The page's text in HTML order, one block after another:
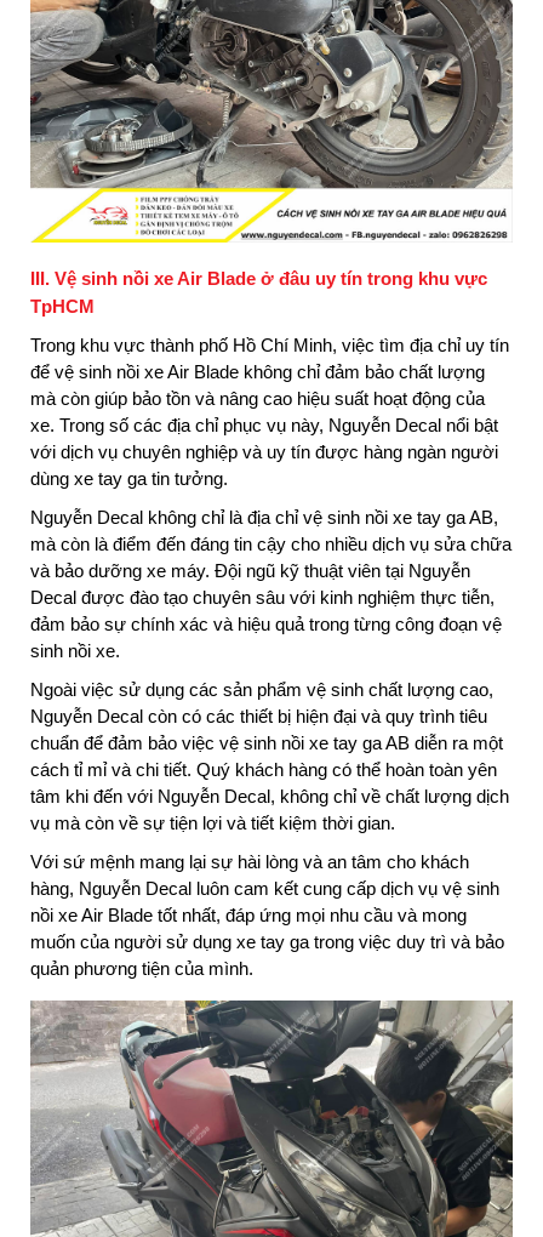
III. Vệ sinh nồi xe Air Blade ở đâu uy tín trong khu vực
TpHCM
Trong khu vực thành phố Hồ Chí Minh, việc tìm địa chỉ uy tín
để vệ sinh nồi xe Air Blade không chỉ đảm bảo chất lượng
mà còn giúp bảo tồn và nâng cao hiệu suất hoạt động của
xe. Trong số các địa chỉ phục vụ này, Nguyễn Decal nổi bật
với dịch vụ chuyên nghiệp và uy tín được hàng ngàn người
dùng xe tay ga tin tưởng.
Nguyễn Decal không chỉ là địa chỉ vệ sinh nồi xe tay ga AB,
mà còn là điểm đến đáng tin cậy cho nhiều dịch vụ sửa chữa
và bảo dưỡng xe máy. Đội ngũ kỹ thuật viên tại Nguyễn
Decal được đào tạo chuyên sâu với kinh nghiệm thực tiễn,
đảm bảo sự chính xác và hiệu quả trong từng công đoạn vệ
sinh nồi xe.
Ngoài việc sử dụng các sản phẩm vệ sinh chất lượng cao,
Nguyễn Decal còn có các thiết bị hiện đại và quy trình tiêu
chuẩn để đảm bảo việc vệ sinh nồi xe tay ga AB diễn ra một
cách tỉ mỉ và chi tiết. Quý khách hàng có thể hoàn toàn yên
tâm khi đến với Nguyễn Decal, không chỉ về chất lượng dịch
vụ mà còn về sự tiện lợi và tiết kiệm thời gian.
Với sứ mệnh mang lại sự hài lòng và an tâm cho khách
hàng, Nguyễn Decal luôn cam kết cung cấp dịch vụ vệ sinh
nồi xe Air Blade tốt nhất, đáp ứng mọi nhu cầu và mong
muốn của người sử dụng xe tay ga trong việc duy trì và bảo
quản phương tiện của mình.